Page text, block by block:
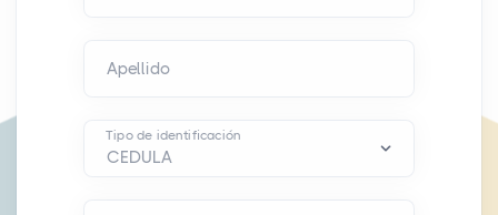
Apellido
Tipo de identificación